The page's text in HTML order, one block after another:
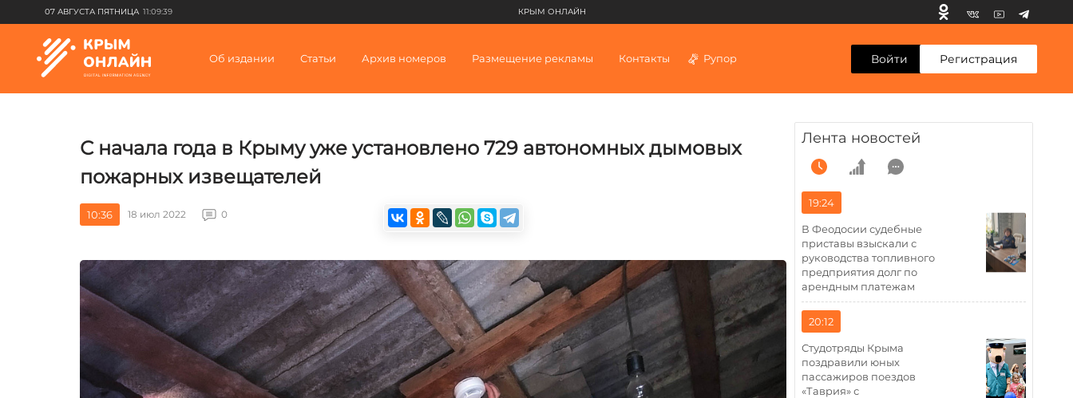
07 АВГУСТА ПЯТНИЦА 11:09:39 КРЫМ ОНЛАЙН
Об издании Статьи Архив номеров Размещение рекламы Контакты Рупор Войти Регистрация
С начала года в Крыму уже установлено 729 автономных дымовых
пожарных извещателей
10:36 18 июл 2022 0
Лента новостей
19:24
В Феодосии судебные
приставы взыскали с
руководства топливного
предприятия долг по
арендным платежам
20:12
Студотряды Крыма
поздравили юных
пассажиров поездов
«Таврия» с